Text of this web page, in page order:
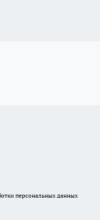
персональных данных